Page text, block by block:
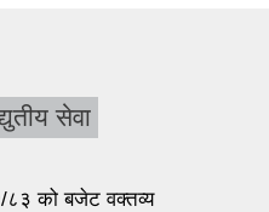
सेवा
८३ को बजेट वक्तव्य